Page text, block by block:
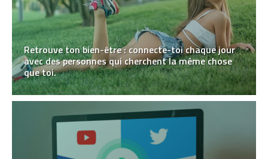
Retrouve ton bien-être : connecte-toi chaque jour
avec des personnes qui cherchent la même chose
que toi.